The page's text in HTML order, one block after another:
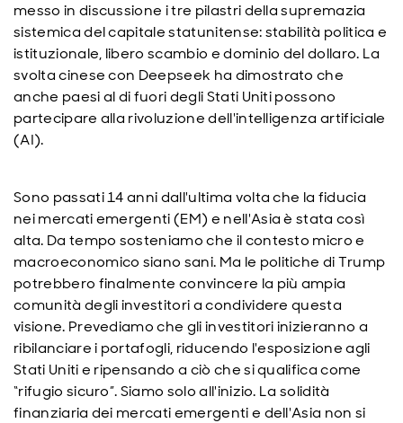
messo in discussione i tre pilastri della supremazia
sistemica del capitale statunitense: stabilità politica e
istituzionale, libero scambio e dominio del dollaro. La
svolta cinese con Deepseek ha dimostrato che
anche paesi al di fuori degli Stati Uniti possono
partecipare alla rivoluzione dell'intelligenza artificiale
(AI).
Sono passati 14 anni dall'ultima volta che la fiducia
nei mercati emergenti (EM) e nell'Asia è stata così
alta. Da tempo sosteniamo che il contesto micro e
macroeconomico siano sani. Ma le politiche di Trump
potrebbero finalmente convincere la più ampia
comunità degli investitori a condividere questa
visione. Prevediamo che gli investitori inizieranno a
ribilanciare i portafogli, riducendo l'esposizione agli
Stati Uniti e ripensando a ciò che si qualifica come
“rifugio sicuro”. Siamo solo all'inizio. La solidità
finanziaria dei mercati emergenti e dell'Asia non si